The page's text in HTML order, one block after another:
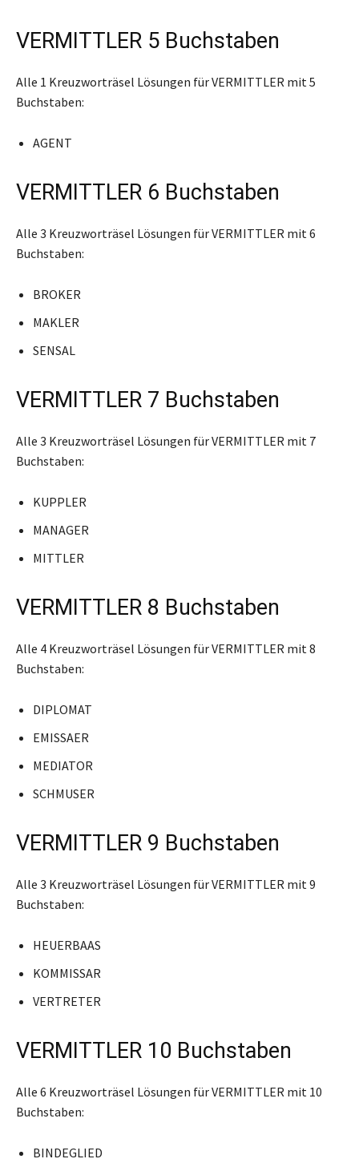
VERMITTLER 5 Buchstaben
Alle 1 Kreuzworträsel Lösungen für VERMITTLER mit 5
Buchstaben:
AGENT
VERMITTLER 6 Buchstaben
Alle 3 Kreuzworträsel Lösungen für VERMITTLER mit 6
Buchstaben:
BROKER
MAKLER
SENSAL
VERMITTLER 7 Buchstaben
Alle 3 Kreuzworträsel Lösungen für VERMITTLER mit 7
Buchstaben:
KUPPLER
MANAGER
MITTLER
VERMITTLER 8 Buchstaben
Alle 4 Kreuzworträsel Lösungen für VERMITTLER mit 8
Buchstaben:
DIPLOMAT
EMISSAER
MEDIATOR
SCHMUSER
VERMITTLER 9 Buchstaben
Alle 3 Kreuzworträsel Lösungen für VERMITTLER mit 9
Buchstaben:
HEUERBAAS
KOMMISSAR
VERTRETER
VERMITTLER 10 Buchstaben
Alle 6 Kreuzworträsel Lösungen für VERMITTLER mit 10
Buchstaben:
BINDEGLIED